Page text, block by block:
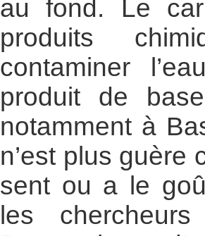
au fond. Le
produits
contaminer
produit de
notamment à
n’est plus guère
sent ou a le
les